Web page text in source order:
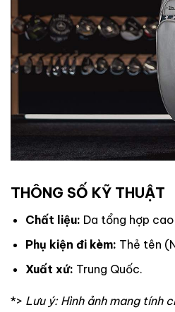
THÔNG SỐ KỸ THUẬT
Chất liệu: Da tổng hợp
Phụ kiện đi kèm: Thẻ tên
Xuất xứ: Trung Quốc.
*> Lưu ý: Hình ảnh mang tính